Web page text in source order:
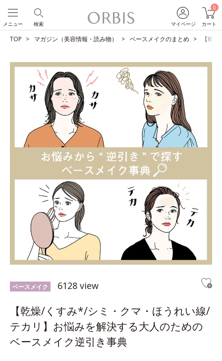
マイページ
0
カート
検索
メニュー
TOP マガジン（美容情報・読み物） ベースメイクのまとめ 【乾
ベースメイク 6128 view
【乾燥/くすみ*/シミ・クマ・ほうれい線/
テカリ】お悩みを解決する大人のための
ベースメイク逆引き事典